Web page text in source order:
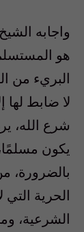
واجابه
هو المستسلم
البريء من
لا ضابط لها
شرع الله،
يكون
بالضرورة،
الحرية التي
الشرعية،